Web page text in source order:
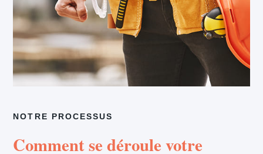
NOTRE PROCESSUS
Comment se déroule votre